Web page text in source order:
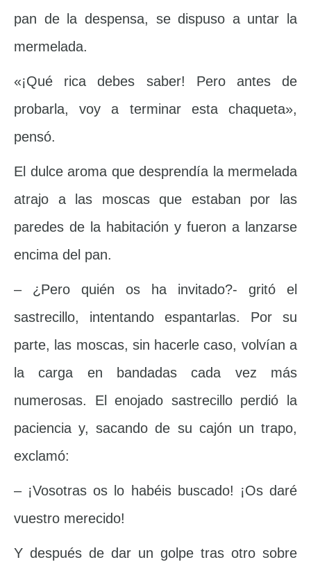
pan de la despensa, se dispuso a untar la
mermelada.
«¡Qué rica debes saber! Pero antes de
probarla, voy a terminar esta chaqueta»,
pensó.
El dulce aroma que desprendía la mermelada
atrajo a las moscas que estaban por las
paredes de la habitación y fueron a lanzarse
encima del pan.
– ¿Pero quién os ha invitado?- gritó el
sastrecillo, intentando espantarlas. Por su
parte, las moscas, sin hacerle caso, volvían a
la carga en bandadas cada vez más
numerosas. El enojado sastrecillo perdió la
paciencia y, sacando de su cajón un trapo,
exclamó:
– ¡Vosotras os lo habéis buscado! ¡Os daré
vuestro merecido!
Y después de dar un golpe tras otro sobre